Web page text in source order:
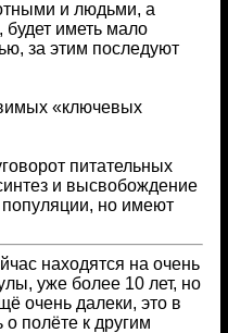
и людьми, а
иметь мало
за этим последуют
«ключевых
питательных
и высвобождение
популяции, но имеют
находятся на очень
уже более 10 лет, но
очень далеки, это в
полёте к другим